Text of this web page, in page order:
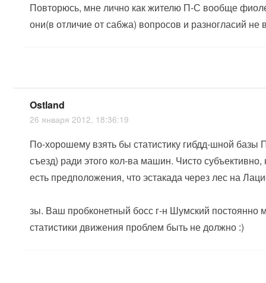
Повторюсь, мне лично как жителю П-С вообще
они(в отличие от сабжа) вопросов и разногласий
Ostland
26 января 2012, 18:36:19
По-хорошему взять бы статистику гибдд-шной базы
съезд) ради этого кол-ва машин. Чисто
есть предположения, что эстакада через лес на
зы. Ваш пробконетный босс г-н Шумский постоянно
статистики движения проблем быть не должно :)